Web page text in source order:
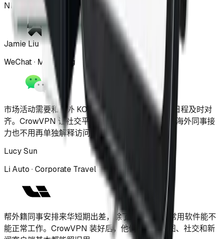
NIO · Communications
Jamie Liu
WeChat · Marketing
市场活动需要和海外 KOL 的帖子、评论区、时差日程及时对
齐。CrowVPN 让社交平台和广告后台不断线，跟海外同事接
力也不用再单独解释访问问题。
Lucy Sun
Li Auto · Corporate Travel
帮外籍同事安排来华短期出差，除了机酒还要管常用软件能不
能正常工作。CrowVPN 装好后，他们常用的地图、社交和新